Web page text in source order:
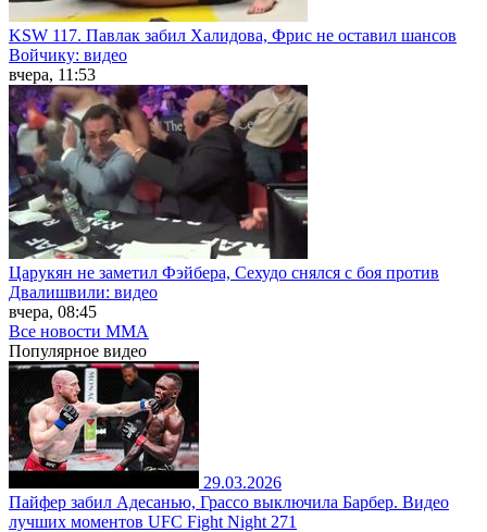
KSW 117. Павлак забил Халидова, Фрис не оставил шансов
Войчику: видео
вчера, 11:53
Царукян не заметил Фэйбера, Сехудо снялся с боя против
Двалишвили: видео
вчера, 08:45
Все новости MMA
Популярное видео
29.03.2026
Пайфер забил Адесанью, Грассо выключила Барбер. Видео
лучших моментов UFC Fight Night 271